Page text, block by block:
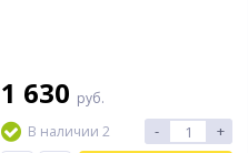
1 630 руб.
В наличии 2
- +